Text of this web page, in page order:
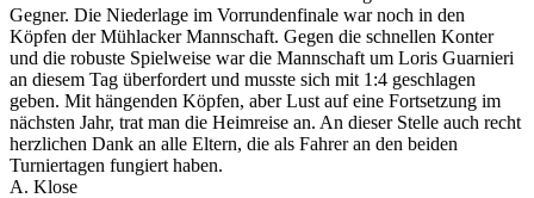
Gegner. Die Niederlage im Vorrundenfinale war noch in den
Köpfen der Mühlacker Mannschaft. Gegen die schnellen Konter
und die robuste Spielweise war die Mannschaft um Loris Guarnieri
an diesem Tag überfordert und musste sich mit 1:4 geschlagen
geben. Mit hängenden Köpfen, aber Lust auf eine Fortsetzung im
nächsten Jahr, trat man die Heimreise an. An dieser Stelle auch recht
herzlichen Dank an alle Eltern, die als Fahrer an den beiden
Turniertagen fungiert haben.
A. Klose